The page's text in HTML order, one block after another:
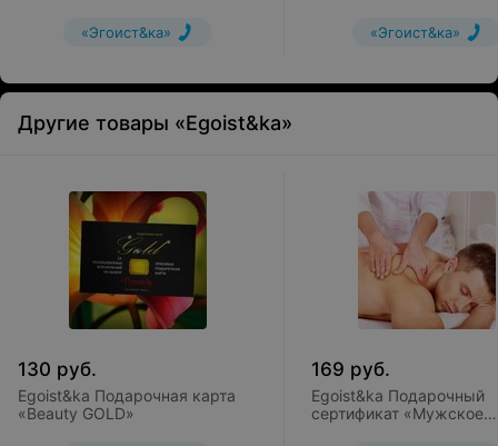
«Эгоист&ка»
всего тела, 90 мин.»
лечебного)
«Эгоист&ка»
Другие товары «Egoist&ka»
130 руб.
Egoist&ka Подарочная карта
«Beauty GOLD»
169 руб.
Egoist&ka Подарочный
сертификат «Мужское